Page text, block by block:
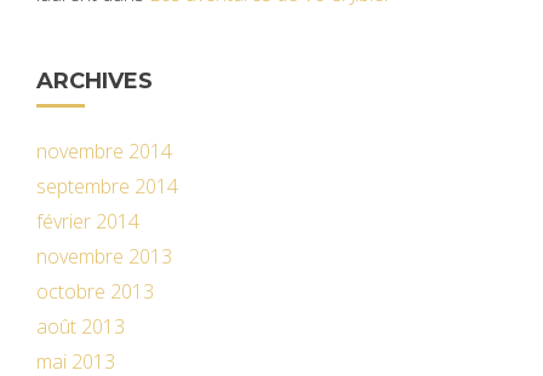
ARCHIVES
novembre 2014
septembre 2014
février 2014
novembre 2013
octobre 2013
août 2013
mai 2013